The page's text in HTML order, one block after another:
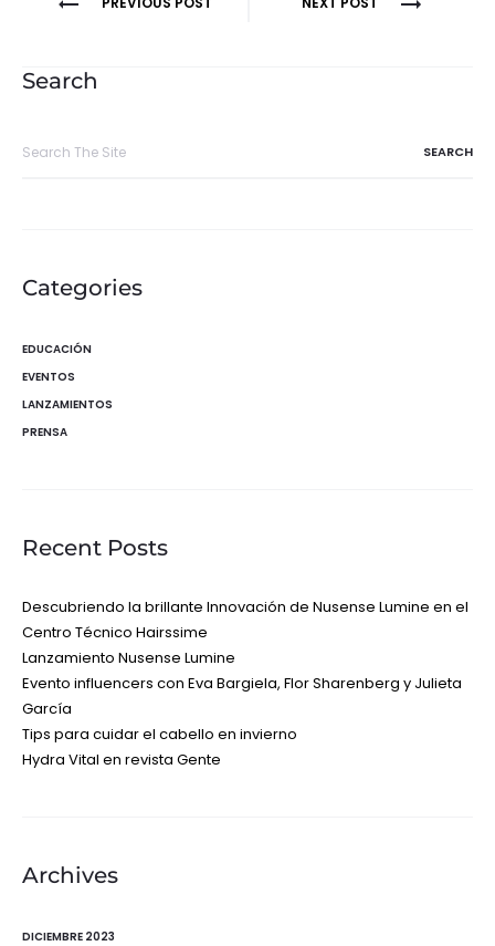
entradas
Search
Categories
EDUCACIÓN
EVENTOS
LANZAMIENTOS
PRENSA
Recent Posts
Descubriendo la brillante Innovación de Nusense Lumine en el
Centro Técnico Hairssime
Lanzamiento Nusense Lumine
Evento influencers con Eva Bargiela, Flor Sharenberg y Julieta
García
Tips para cuidar el cabello en invierno
Hydra Vital en revista Gente
Archives
DICIEMBRE 2023